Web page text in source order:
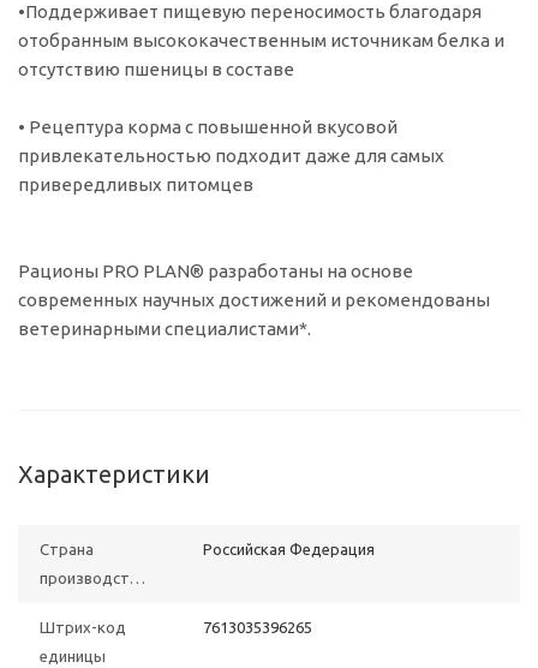
•Поддерживает пищевую переносимость благодаря
отобранным высококачественным источникам белка и
отсутствию пшеницы в составе
• Рецептура корма с повышенной вкусовой
привлекательностью подходит даже для самых
привередливых питомцев
Рационы PRO PLAN® разработаны на основе
современных научных достижений и рекомендованы
ветеринарными специалистами*.
Характеристики
Страна
производства
Российская Федерация
Штрих-код
единицы
7613035396265